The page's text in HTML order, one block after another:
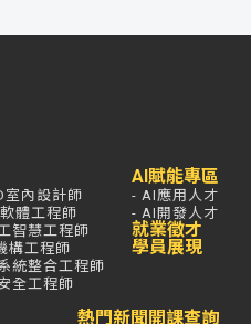
室內設計師
體工程師
智慧工程師
構工程師
統整合工程師
全工程師
AI賦能專區
- AI應用人才
- AI開發人才
就業徵才
學員展現
熱門新聞 開課查詢